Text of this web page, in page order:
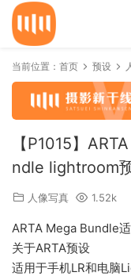
当前位置： 首页 预设
【P1015】
ndle lightroom
人像写真 1.52k
ARTA Mega Bundle
关于ARTA预设
适用于手机LR和电脑